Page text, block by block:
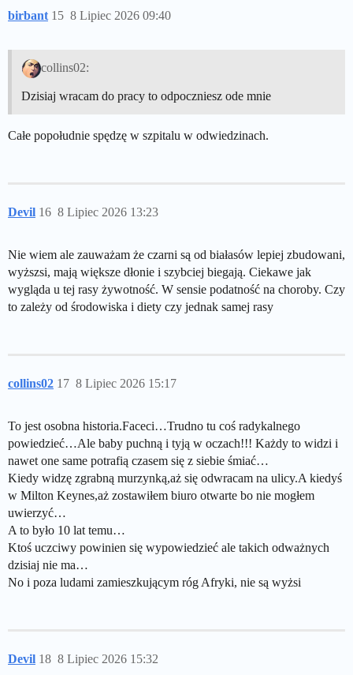
birbant 8 Lipiec 2026 09:40
15
collins02:
Dzisiaj wracam do pracy to odpoczniesz ode mnie
Całe popołudnie spędzę w szpitalu w odwiedzinach.
Devil 8 Lipiec 2026 13:23
16
Nie wiem ale zauważam że czarni są od białasów lepiej zbudowani,
wyższsi, mają większe dłonie i szybciej biegają. Ciekawe jak
wygląda u tej rasy żywotność. W sensie podatność na choroby. Czy
to zależy od środowiska i diety czy jednak samej rasy
collins02 8 Lipiec 2026 15:17
17
To jest osobna historia.Faceci…Trudno tu coś radykalnego
powiedzieć…Ale baby puchną i tyją w oczach!!! Każdy to widzi i
nawet one same potrafią czasem się z siebie śmiać…
Kiedy widzę zgrabną murzynką,aż się odwracam na ulicy.A kiedyś
w Milton Keynes,aż zostawiłem biuro otwarte bo nie mogłem
uwierzyć…
A to było 10 lat temu…
Ktoś uczciwy powinien się wypowiedzieć ale takich odważnych
dzisiaj nie ma…
No i poza ludami zamieszkującym róg Afryki, nie są wyżsi
Devil 8 Lipiec 2026 15:32
18